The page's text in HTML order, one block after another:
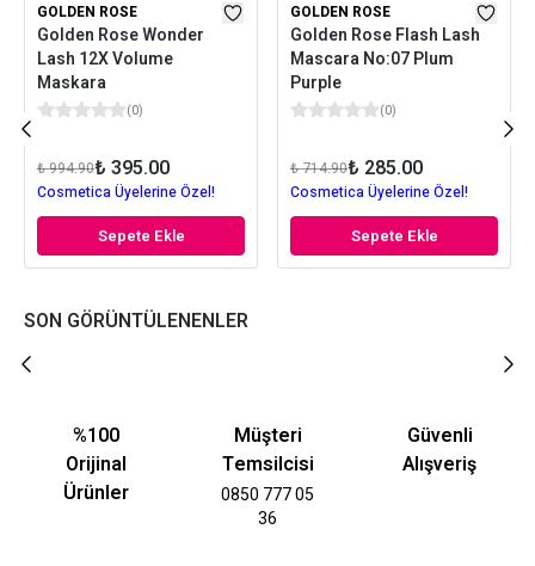
GOLDEN ROSE
Golden Rose Wonder
Lash 12X Volume
Maskara
(0)
₺ 994.90₺ 395.00
Cosmetica Üyelerine Özel!
Sepete Ekle
GOLDEN ROSE
Golden Rose Flash Lash
Mascara No:07 Plum
Purple
(0)
₺ 714.90₺ 285.00
Cosmetica Üyelerine Özel!
Sepete Ekle
SON GÖRÜNTÜLENENLER
%100
Orijinal
Ürünler
Müşteri
Temsilcisi
0850 777 05
36
Güvenli
Alışveriş